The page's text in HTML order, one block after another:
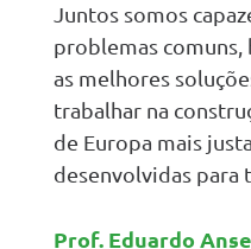
Juntos somos
problemas
as melhores
trabalhar na
de Europa mais
desenvolvidas para
Prof. Eduardo